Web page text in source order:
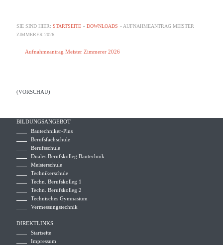
SIE SIND HIER:STARTSEITE »DOWNLOADS » AUFNAHMEANTRAG MEISTER
ZIMMERER 2026
Aufnahmeantrag Meister Zimmerer 2026
(VORSCHAU)
BILDUNGSANGEBOT
Bautechniker-Plus
Berufsfachschule
Berufsschule
Duales Berufskolleg Bautechnik
Meisterschule
Technikerschule
Techn. Berufskolleg 1
Techn. Berufskolleg 2
Technisches Gymnasium
Vermessungstechnik
DIREKTLINKS
Startseite
Impressum